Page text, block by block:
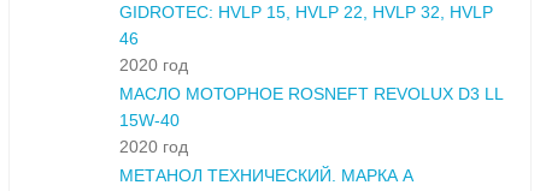
GIDROTEC: HVLP 15, HVLP 22, HVLP 32, HVLP
46
2020 год
МАСЛО МОТОРНОЕ ROSNEFT REVOLUX D3 LL
15W-40
2020 год
МЕТАНОЛ ТЕХНИЧЕСКИЙ. МАРКА А